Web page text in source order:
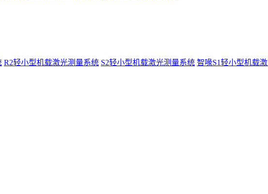
R2轻小型机载激光测量系统 S2轻小型机载激光测量系统 智喙S1轻小型机载